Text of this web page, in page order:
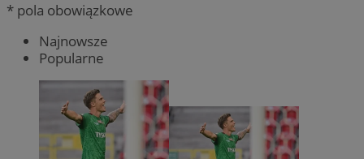
* pola obowiązkowe
Najnowsze
Popularne